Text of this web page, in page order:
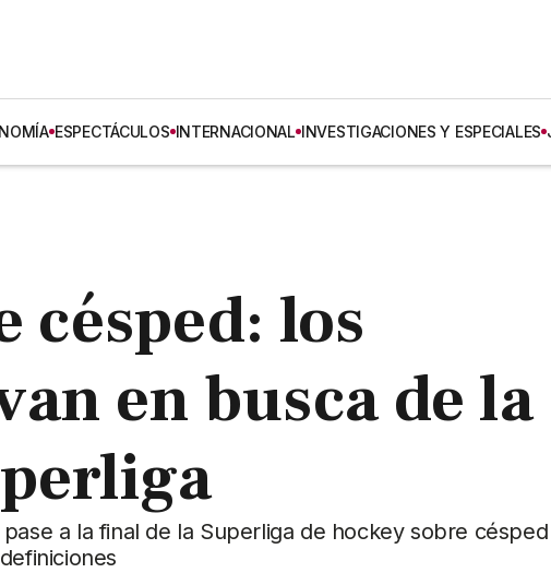
ESPECTÁCULOS INTERNACIONAL INVESTIGACIONES Y ESPECIALES
césped: los
en busca de la
a la final de la Superliga de hockey sobre